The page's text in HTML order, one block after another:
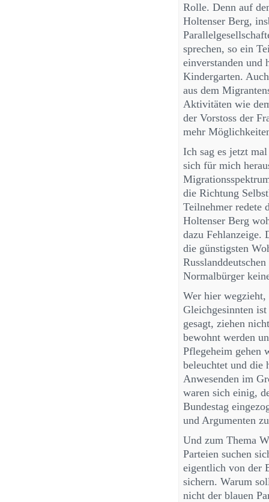
Rolle. Denn auf
Holtenser Berg,
sprechen, so ein
einverstanden und
Kindergarten.
aus dem
Aktivitäten wie
der Vorstoss der
mehr
Ich sag es jetzt
sich für mich
die Richtung
Teilnehmer redete
Holtenser Berg
dazu Fehlanzeige.
die günstigsten
Normalbürger
Wer hier
Gleichgesinnten
gesagt, ziehen
bewohnt werden
Pflegeheim gehen
beleuchtet und die
Anwesenden im
waren sich einig,
Bundestag
und Argumenten
Und zum Thema
Parteien suchen
eigentlich von der
sichern. Warum
nicht der blauen